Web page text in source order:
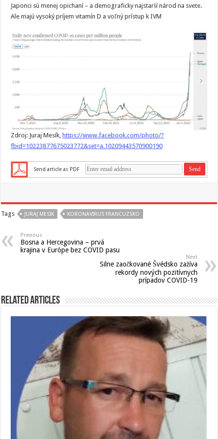
Japonci sú menej opichaní – a demograficky najstarší národ na svete.
Ale majú vysoký príjem vitamín D a voľný prístup k IVM
Zdroj: Juraj Mesík, https://www.facebook.com/photo/?
fbid=10223877675023772&set=a.10209443570900190
Send article as PDF
Tags JURAJ MESIK KORONAVIRUS FRANCUZSKO
Previous
Bosna a Hercegovina – prvá
krajina v Európe bez COVID pasu
Next
Silne zaočkované Švédsko zažíva
rekordy nových pozitívnych
prípadov COVID-19
Related Articles